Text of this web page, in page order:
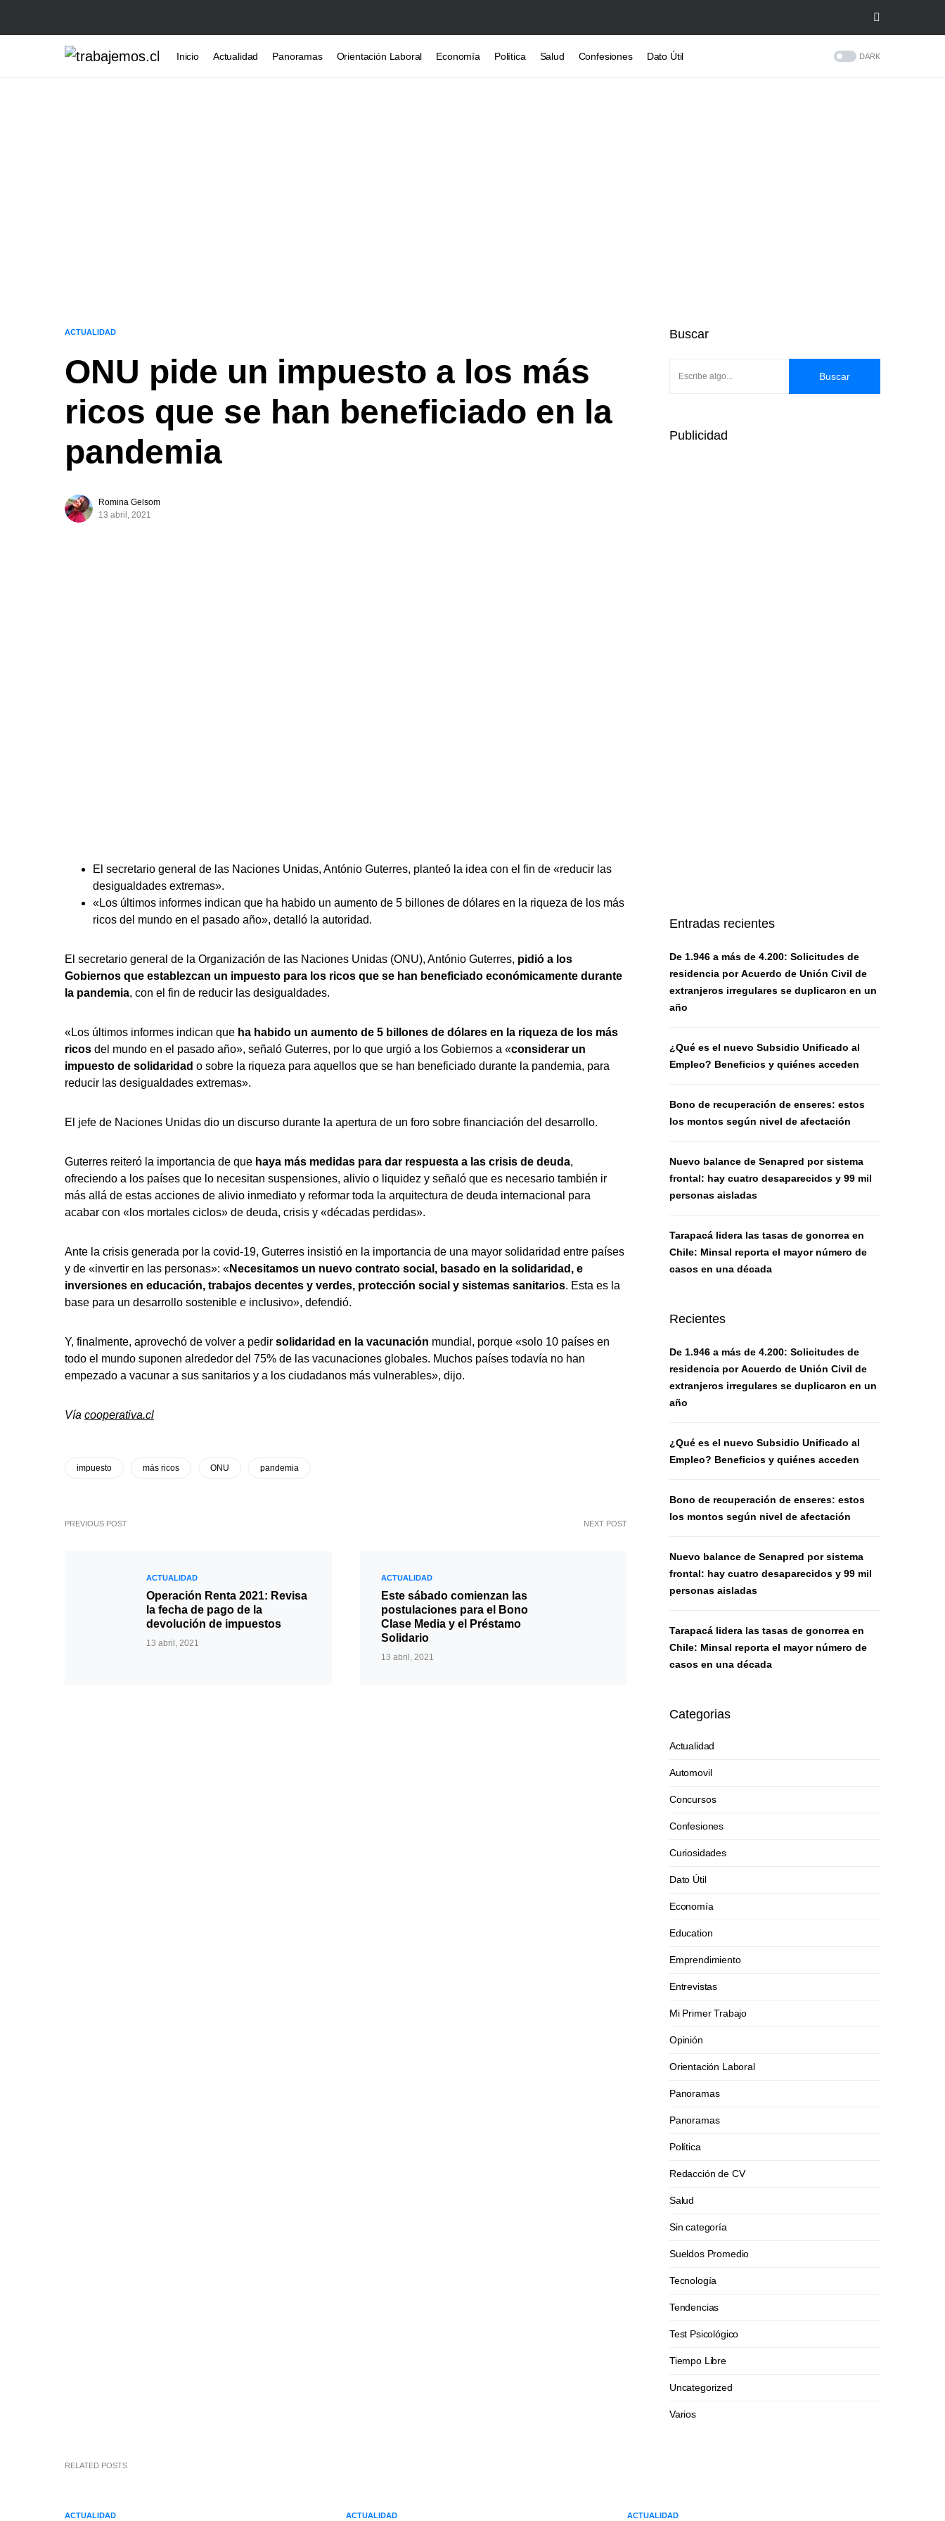
Inicio Actualidad Panoramas Orientación Laboral Economía Política Salud Confesiones Dato Útil DARK
ACTUALIDAD
ONU pide un impuesto a los más
ricos que se han beneficiado en la
pandemia
Romina Gelsom
13 abril, 2021
El secretario general de las Naciones Unidas, António Guterres, planteó la idea con el fin de «reducir las
desigualdades extremas».
«Los últimos informes indican que ha habido un aumento de 5 billones de dólares en la riqueza de los más
ricos del mundo en el pasado año», detalló la autoridad.
El secretario general de la Organización de las Naciones Unidas (ONU), António Guterres, pidió a los
Gobiernos que establezcan un impuesto para los ricos que se han beneficiado económicamente durante
la pandemia, con el fin de reducir las desigualdades.
«Los últimos informes indican que ha habido un aumento de 5 billones de dólares en la riqueza de los más
ricos del mundo en el pasado año», señaló Guterres, por lo que urgió a los Gobiernos a «considerar un
impuesto de solidaridad o sobre la riqueza para aquellos que se han beneficiado durante la pandemia, para
reducir las desigualdades extremas».
El jefe de Naciones Unidas dio un discurso durante la apertura de un foro sobre financiación del desarrollo.
Guterres reiteró la importancia de que haya más medidas para dar respuesta a las crisis de deuda,
ofreciendo a los países que lo necesitan suspensiones, alivio o liquidez y señaló que es necesario también ir
más allá de estas acciones de alivio inmediato y reformar toda la arquitectura de deuda internacional para
acabar con «los mortales ciclos» de deuda, crisis y «décadas perdidas».
Ante la crisis generada por la covid-19, Guterres insistió en la importancia de una mayor solidaridad entre países
y de «invertir en las personas»: «Necesitamos un nuevo contrato social, basado en la solidaridad, e
inversiones en educación, trabajos decentes y verdes, protección social y sistemas sanitarios. Esta es la
base para un desarrollo sostenible e inclusivo», defendió.
Y, finalmente, aprovechó de volver a pedir solidaridad en la vacunación mundial, porque «solo 10 países en
todo el mundo suponen alrededor del 75% de las vacunaciones globales. Muchos países todavía no han
empezado a vacunar a sus sanitarios y a los ciudadanos más vulnerables», dijo.
Vía cooperativa.cl
impuesto más ricos ONU pandemia
PREVIOUS POST
ACTUALIDAD
Operación Renta 2021: Revisa
la fecha de pago de la
devolución de impuestos
13 abril, 2021
NEXT POST
ACTUALIDAD
Este sábado comienzan las
postulaciones para el Bono
Clase Media y el Préstamo
Solidario
13 abril, 2021
Buscar
Buscar
Publicidad
Entradas recientes
De 1.946 a más de 4.200: Solicitudes de
residencia por Acuerdo de Unión Civil de
extranjeros irregulares se duplicaron en un
año
¿Qué es el nuevo Subsidio Unificado al
Empleo? Beneficios y quiénes acceden
Bono de recuperación de enseres: estos
los montos según nivel de afectación
Nuevo balance de Senapred por sistema
frontal: hay cuatro desaparecidos y 99 mil
personas aisladas
Tarapacá lidera las tasas de gonorrea en
Chile: Minsal reporta el mayor número de
casos en una década
Recientes
De 1.946 a más de 4.200: Solicitudes de
residencia por Acuerdo de Unión Civil de
extranjeros irregulares se duplicaron en un
año
¿Qué es el nuevo Subsidio Unificado al
Empleo? Beneficios y quiénes acceden
Bono de recuperación de enseres: estos
los montos según nivel de afectación
Nuevo balance de Senapred por sistema
frontal: hay cuatro desaparecidos y 99 mil
personas aisladas
Tarapacá lidera las tasas de gonorrea en
Chile: Minsal reporta el mayor número de
casos en una década
Categorias
Actualidad
Automovil
Concursos
Confesiones
Curiosidades
Dato Útil
Economía
Education
Emprendimiento
Entrevistas
Mi Primer Trabajo
Opinión
Orientación Laboral
Panoramas
Panoramas
Política
Redacción de CV
Salud
Sin categoría
Sueldos Promedio
Tecnología
Tendencias
Test Psicológico
Tiempo Libre
Uncategorized
Varios
RELATED POSTS
ACTUALIDAD ACTUALIDAD ACTUALIDAD